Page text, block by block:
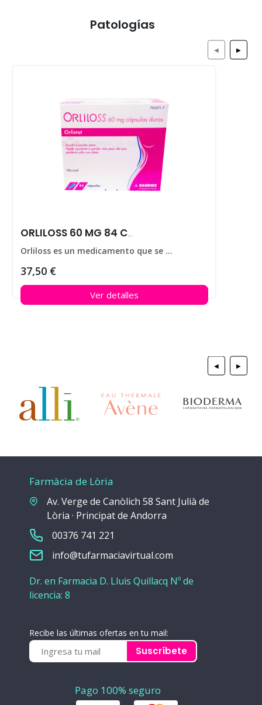
Patologías
ORLILOSS 60 MG 84 CAPS
Orliloss es un medicamento que se utiliza para ayudar a perder peso en personas que padecen obesidad.
37,50 €
Ver detalles
◀ ▶
◀ ▶
Farmàcia de Lòria
Av. Verge de Canòlich 58 Sant Julià de
Lòria · Principat de Andorra
00376 741 221
info@tufarmaciavirtual.com
Dr. en Farmacia D. Lluis Quillacq Nº de
licencia: 8
Recibe las últimas ofertas en tu mail:
Suscríbete
Pago 100% seguro